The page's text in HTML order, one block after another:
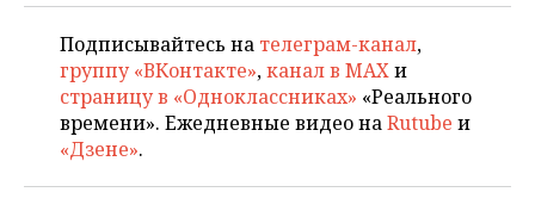
Подписывайтесь на телеграм-канал,
группу «ВКонтакте»,канал в MAXи
страницу в «Одноклассниках» «Реального
времени». Ежедневные видео наRutube и
«Дзене».